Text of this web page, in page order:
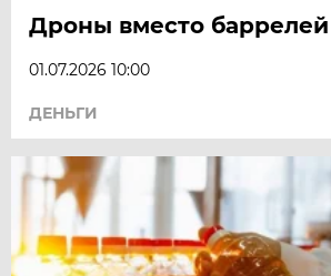
Дроны вместо баррелей
01.07.2026 10:00
ДЕНЬГИ